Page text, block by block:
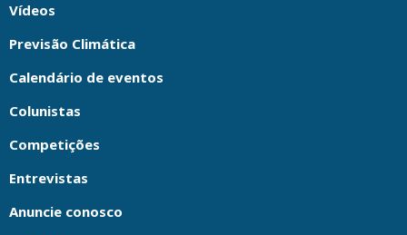
Vídeos
Previsão Climática
Calendário de eventos
Colunistas
Competições
Entrevistas
Anuncie conosco